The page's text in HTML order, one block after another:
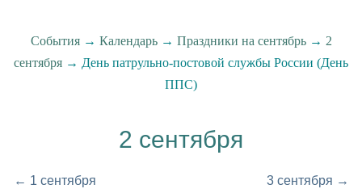
События→ Календарь→ Праздники на сентябрь→ 2
сентября → День патрульно-постовой службы России (День
ППС)
2 сентября
← 1 сентября 3 сентября →